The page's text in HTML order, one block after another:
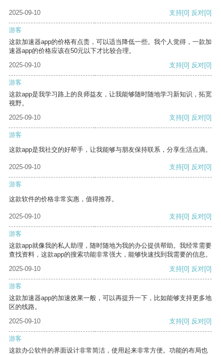
2025-09-10 支持[0] 反对[0]
游客
这款加速器app的价格有点贵，可以适当降低一些。我个人觉得，一款加
速器app的价格应该在50元以下才比较合理。
2025-09-10
支持[0] 反对[0]
游客
这款app是我学习路上的良师益友，让我能够随时随地学习新知识，拓宽
视野。
2025-09-10
支持[0] 反对[0]
游客
这款app是我社交的好帮手，让我能够与朋友保持联系，分享生活点滴。
2025-09-10 支持[0] 反对[0]
游客
这款软件的价格非常实惠，值得推荐。
2025-09-10 支持[0] 反对[0]
游客
这款app就像我的私人助理，随时随地为我的办公提供帮助。我经常需要
查找资料，这款app的搜索功能非常强大，能够快速找到我需要的信息。
2025-09-10
支持[0] 反对[0]
游客
这款加速器app的加速效果一般，可以再提升一下，比如能够支持更多地
区的线路。
2025-09-10
支持[0] 反对[0]
游客
这款办公软件的界面设计非常简洁，使用起来非常方便。功能的布局也